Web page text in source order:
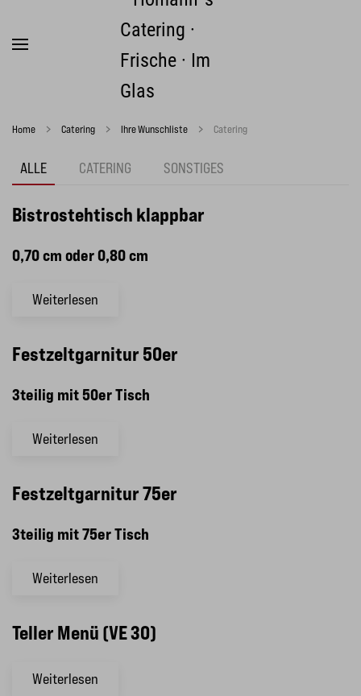
Zum Hauptinhalt springen
Home Catering Ihre Wunschliste Catering
ALLE CATERING SONSTIGES
Bistrostehtisch klappbar
0,70 cm oder 0,80 cm
Weiterlesen
Festzeltgarnitur 50er
3teilig mit 50er Tisch
Weiterlesen
Festzeltgarnitur 75er
3teilig mit 75er Tisch
Weiterlesen
Teller Menü (VE 30)
Weiterlesen